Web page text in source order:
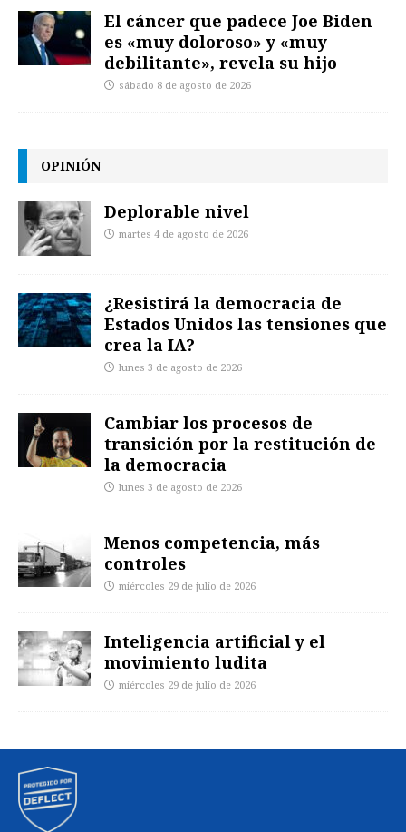
El cáncer que padece Joe Biden
es «muy doloroso» y «muy
debilitante», revela su hijo
sábado 8 de agosto de 2026
OPINIÓN
Deplorable nivel
martes 4 de agosto de 2026
¿Resistirá la democracia de
Estados Unidos las tensiones que
crea la IA?
lunes 3 de agosto de 2026
Cambiar los procesos de
transición por la restitución de
la democracia
lunes 3 de agosto de 2026
Menos competencia, más
controles
miércoles 29 de julio de 2026
Inteligencia artificial y el
movimiento ludita
miércoles 29 de julio de 2026